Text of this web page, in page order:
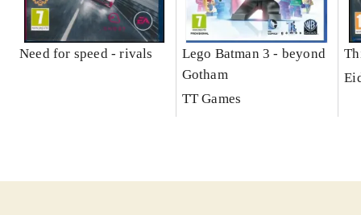
Need for speed - rivals
Lego Batman 3 - beyond
Gotham
TT Games